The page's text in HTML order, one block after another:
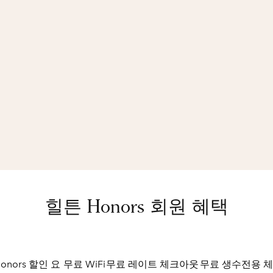
힐튼 Honors 회원 혜택
할인 요 무료 WiFi무료 레이트 체크아웃 무료 생수전용